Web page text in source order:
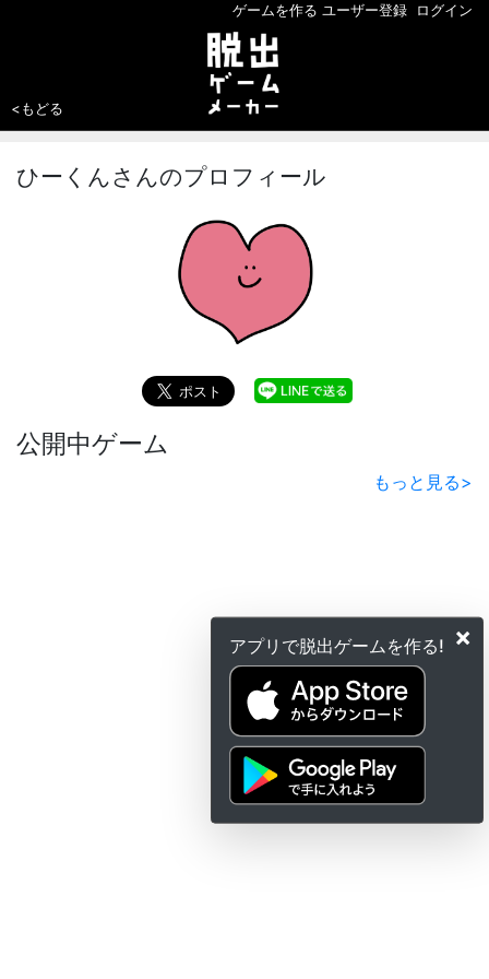
×
アプリで脱出ゲームを作る!
ゲームを作る ユーザー登録 ログイン
<もどる
ひーくんさんのプロフィール
公開中ゲーム
もっと見る>